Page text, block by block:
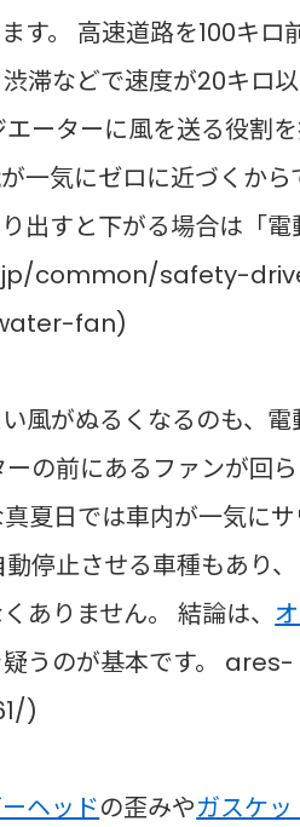
す。 高速道路を100キロ
滞などで速度が20キロ
ーターに風を送る役割
一気にゼロに近づくから
出すと下がる場合は「電
common/safety-
fan)
風がぬるくなるのも、電
の前にあるファンが回
夏日では車内が一気に
停止させる車種もあり
ありません。 結論は、
うのが基本です。 ares-
)
ヘッドの歪みやガスケッ